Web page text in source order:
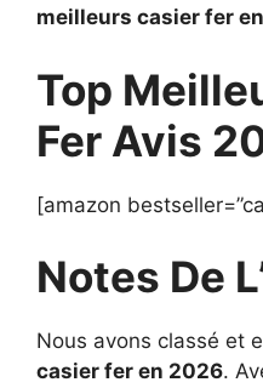
meilleurs casier fer
Top
Fer Avis
[amazon
Notes De
Nous avons classé et
casier fer en 2026.